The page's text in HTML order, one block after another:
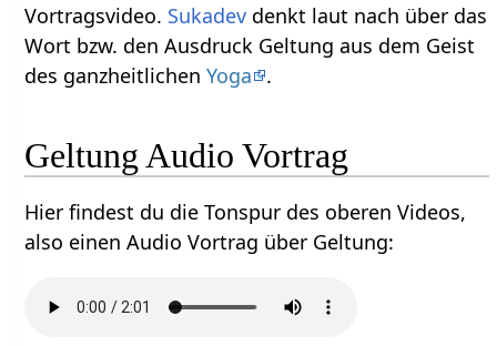
Vortragsvideo. Sukadev denkt laut nach über das
Wort bzw. den Ausdruck Geltung‏‎ aus dem Geist
des ganzheitlichenYoga .
Geltung‏‎ Audio Vortrag
Hier findest du die Tonspur des oberen Videos,
also einen Audio Vortrag über Geltung‏‎: